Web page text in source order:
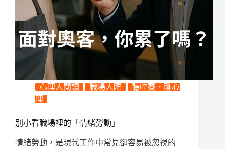
心理人閱讀 職場人際
聽哇賽，聊心
理
別小看職場裡的「情緒勞動」
情緒勞動，是現代工作中常見卻容易被忽視的